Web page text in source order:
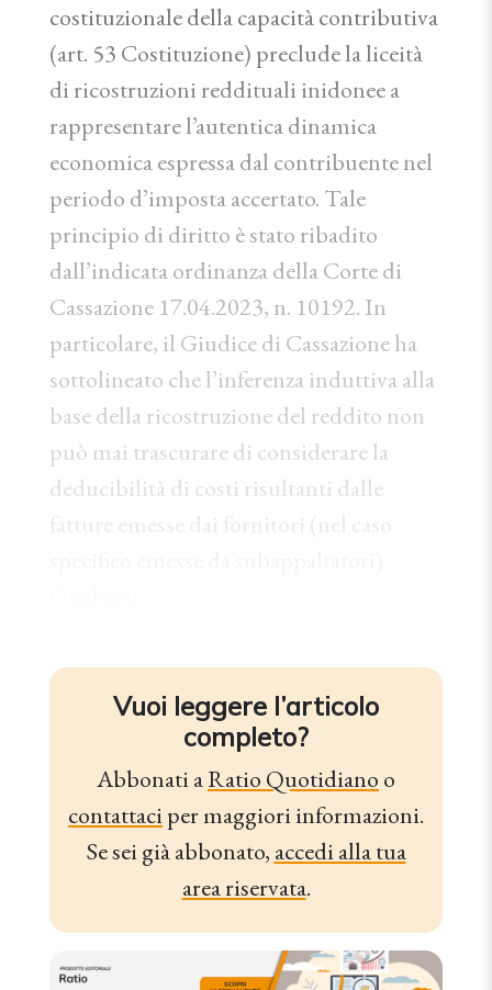
costituzionale della capacità contributiva
(art. 53 Costituzione) preclude la liceità
di ricostruzioni reddituali inidonee a
rappresentare l’autentica dinamica
economica espressa dal contribuente nel
periodo d’imposta accertato. Tale
principio di diritto è stato ribadito
dall’indicata ordinanza della Corte di
Cassazione 17.04.2023, n. 10192. In
particolare, il Giudice di Cassazione ha
sottolineato che l’inferenza induttiva alla
base della ricostruzione del reddito non
può mai trascurare di considerare la
deducibilità di costi risultanti dalle
Vuoi leggere l’articolo
completo?
Abbonati aRatio Quotidiano o
contattaciper maggiori informazioni.
Se sei già abbonato, accedi alla tua
area riservata.